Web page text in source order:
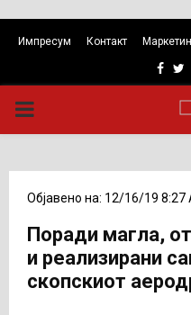
Импресум Контакт
PRIMARY
Објавено на: 12/16/19 8:27
Поради магла,
и реализирани
скопскиот